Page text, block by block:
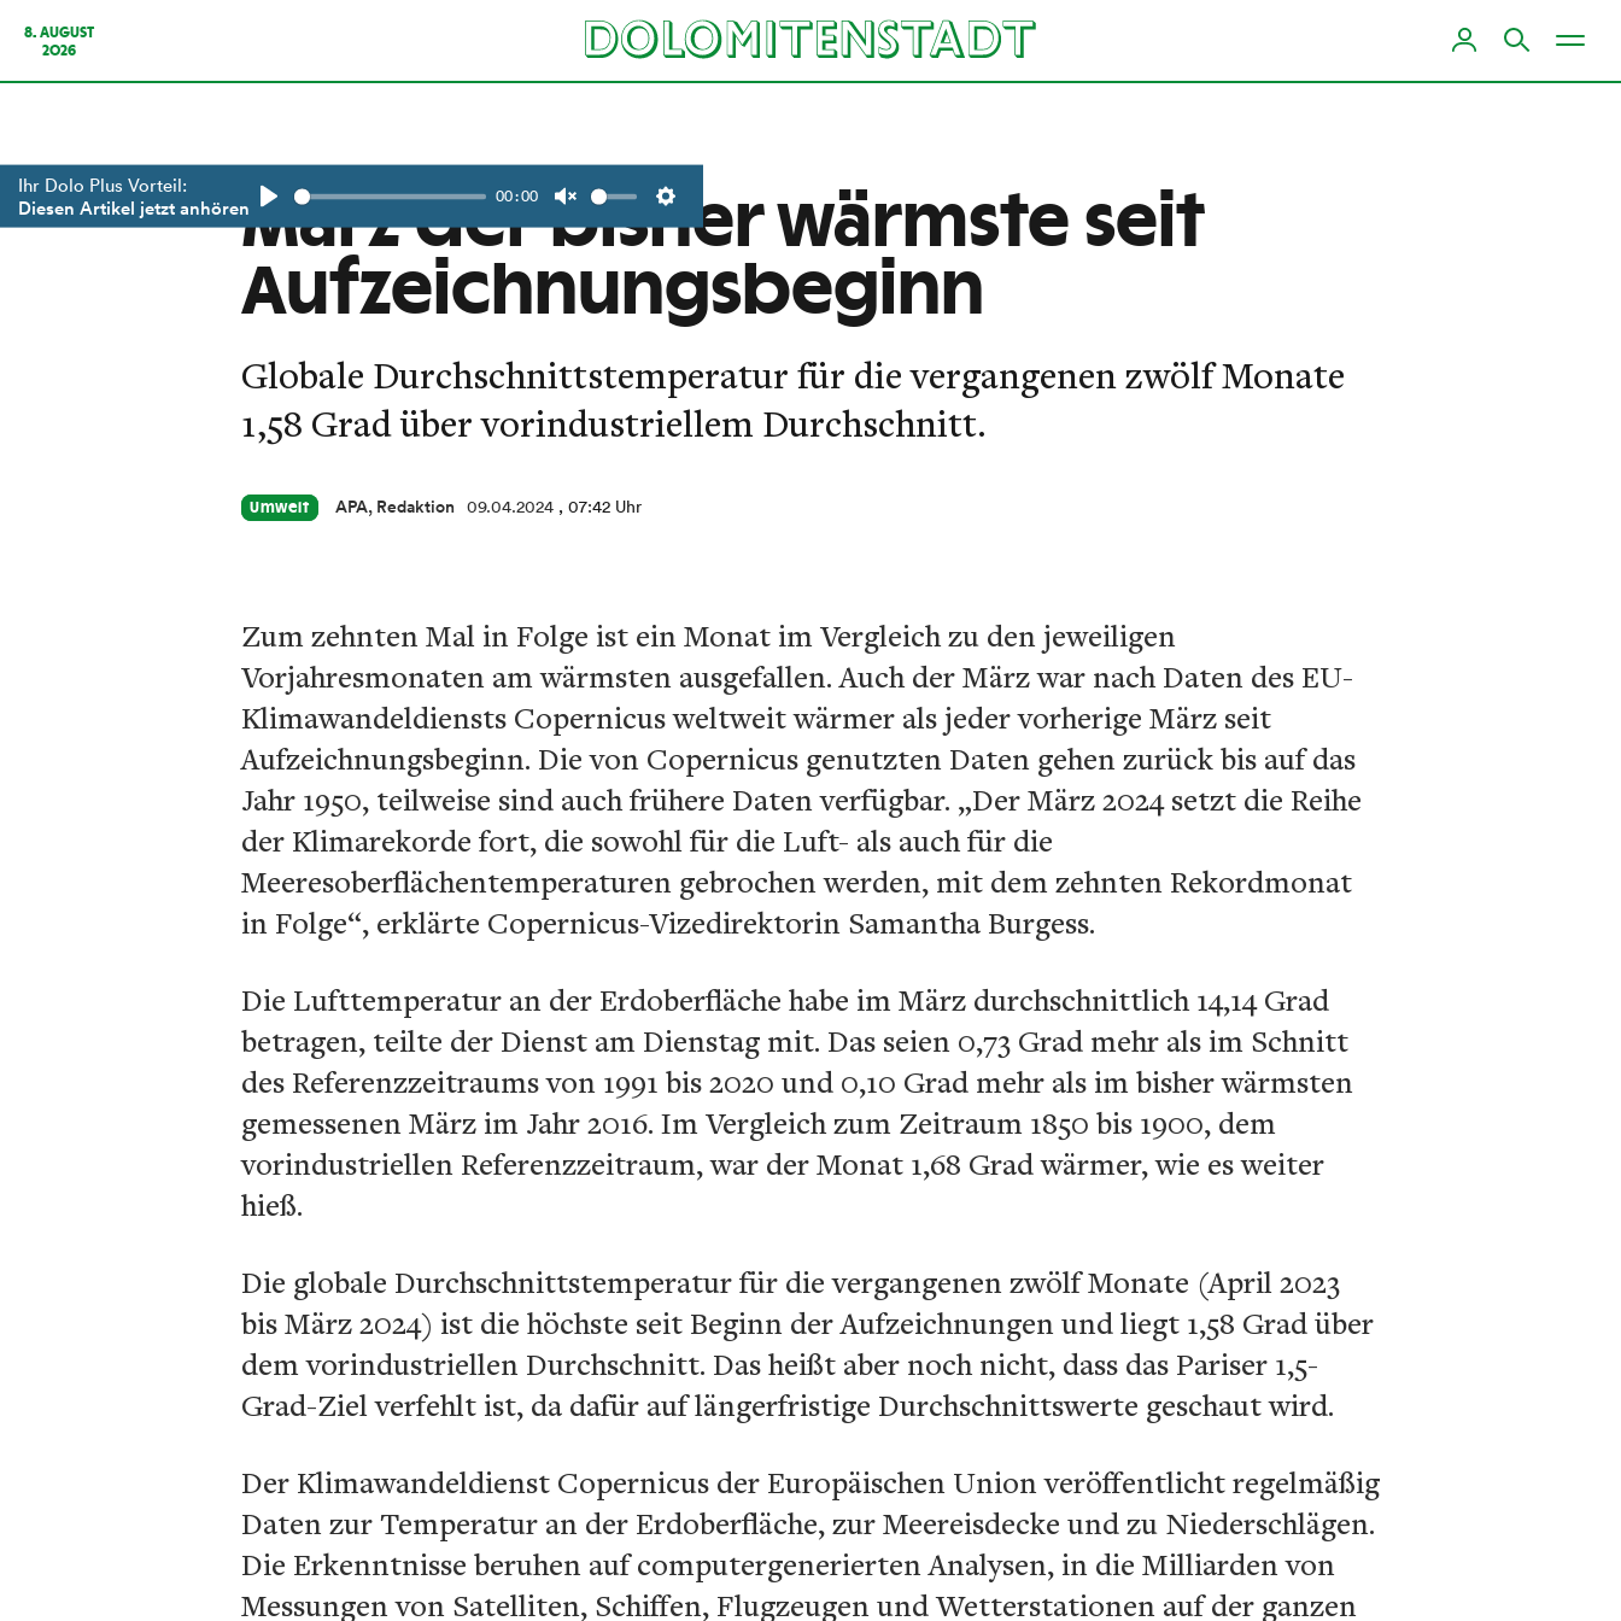
8. AUGUST
2026
Ihr Dolo Plus Vorteil:
Diesen Artikel jetzt anhören
Play
00:00
Unmute Settings
März der bisher wärmste seit
Aufzeichnungsbeginn
Globale Durchschnittstemperatur für die vergangenen zwölf Monate
1,58 Grad über vorindustriellem Durchschnitt.
Umwelt APA, Redaktion 09.04.2024 , 07:42 Uhr
Zum zehnten Mal in Folge ist ein Monat im Vergleich zu den jeweiligen
Vorjahresmonaten am wärmsten ausgefallen. Auch der März war nach Daten des EU-
Klimawandeldiensts Copernicus weltweit wärmer als jeder vorherige März seit
Aufzeichnungsbeginn. Die von Copernicus genutzten Daten gehen zurück bis auf das
Jahr 1950, teilweise sind auch frühere Daten verfügbar. „Der März 2024 setzt die Reihe
der Klimarekorde fort, die sowohl für die Luft- als auch für die
Meeresoberflächentemperaturen gebrochen werden, mit dem zehnten Rekordmonat
in Folge“, erklärte Copernicus-Vizedirektorin Samantha Burgess.
Die Lufttemperatur an der Erdoberfläche habe im März durchschnittlich 14,14 Grad
betragen, teilte der Dienst am Dienstag mit. Das seien 0,73 Grad mehr als im Schnitt
des Referenzzeitraums von 1991 bis 2020 und 0,10 Grad mehr als im bisher wärmsten
gemessenen März im Jahr 2016. Im Vergleich zum Zeitraum 1850 bis 1900, dem
vorindustriellen Referenzzeitraum, war der Monat 1,68 Grad wärmer, wie es weiter
hieß.
Die globale Durchschnittstemperatur für die vergangenen zwölf Monate (April 2023
bis März 2024) ist die höchste seit Beginn der Aufzeichnungen und liegt 1,58 Grad über
dem vorindustriellen Durchschnitt. Das heißt aber noch nicht, dass das Pariser 1,5-
Grad-Ziel verfehlt ist, da dafür auf längerfristige Durchschnittswerte geschaut wird.
Der Klimawandeldienst Copernicus der Europäischen Union veröffentlicht regelmäßig
Daten zur Temperatur an der Erdoberfläche, zur Meereisdecke und zu Niederschlägen.
Die Erkenntnisse beruhen auf computergenerierten Analysen, in die Milliarden von
Messungen von Satelliten, Schiffen, Flugzeugen und Wetterstationen auf der ganzen